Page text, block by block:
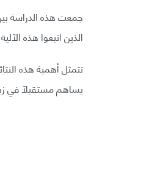
الذين اتبعوا هذه الآلية خسروا كيلوغرام واحد
يساهم مستقبلًا في